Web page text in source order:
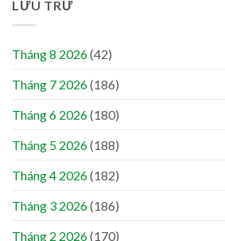
LƯU TRỮ
Tháng 8 2026(42)
Tháng 7 2026(186)
Tháng 6 2026(180)
Tháng 5 2026(188)
Tháng 4 2026(182)
Tháng 3 2026(186)
Tháng 2 2026(170)